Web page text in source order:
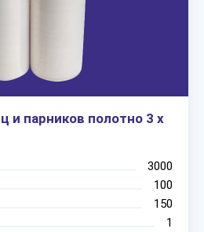
и парников полотно 3 х
3000
100
150
1